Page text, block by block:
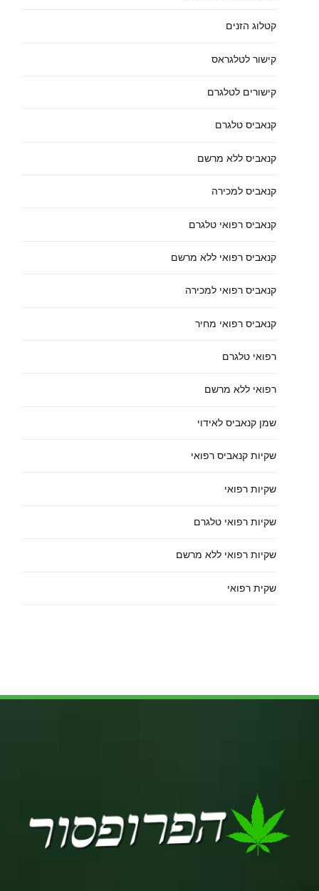
קטלוג הזנים
קישור לטלגראס
קישורים לטלגרם
קנאביס טלגרם
קנאביס ללא מרשם
קנאביס למכירה
קנאביס רפואי טלגרם
קנאביס רפואי ללא מרשם
קנאביס רפואי למכירה
קנאביס רפואי מחיר
רפואי טלגרם
רפואי ללא מרשם
שמן קנאביס לאידוי
שקיות קנאביס רפואי
שקיות רפואי
שקיות רפואי טלגרם
שקיות רפואי ללא מרשם
שקית רפואי